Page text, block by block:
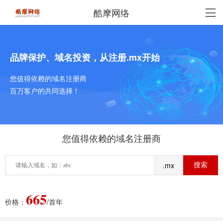
酷摩网络
品牌保护、域名投资，从注册.mx开始
您值得依赖的域名注册商
百万客户的共同选择！
您值得依赖的域名注册商
.mx
价格： 665/首年